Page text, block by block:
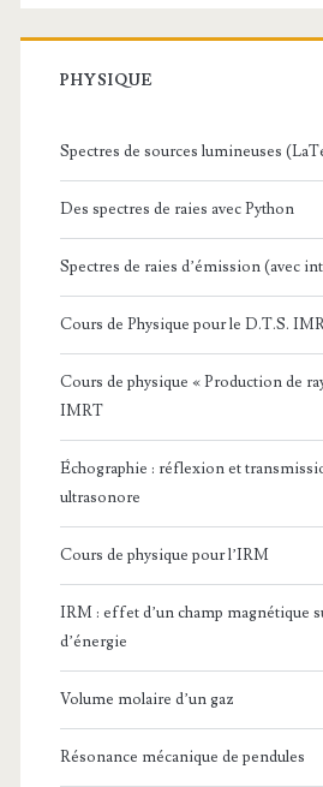
PHYSIQUE
Spectres de sources lumineuses
Des spectres de raies avec Python
Spectres de raies d’émission (avec
Cours de Physique pour le D.T.S.
Cours de physique « Production de
IMRT
Échographie : réflexion et
ultrasonore
Cours de physique pour l’IRM
IRM : effet d’un champ magnétique
d’énergie
Volume molaire d’un gaz
Résonance mécanique de pendules